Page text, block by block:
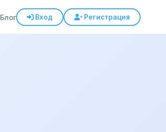
Блог Вход Регистрация